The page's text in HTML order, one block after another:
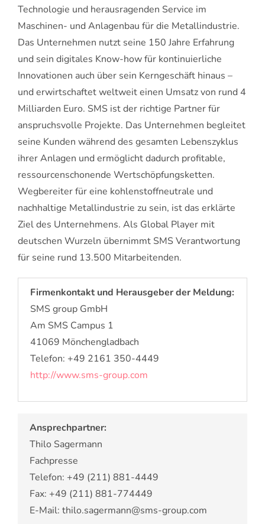
Technologie und herausragenden Service im
Maschinen- und Anlagenbau für die Metallindustrie.
Das Unternehmen nutzt seine 150 Jahre Erfahrung
und sein digitales Know-how für kontinuierliche
Innovationen auch über sein Kerngeschäft hinaus –
und erwirtschaftet weltweit einen Umsatz von rund 4
Milliarden Euro. SMS ist der richtige Partner für
anspruchsvolle Projekte. Das Unternehmen begleitet
seine Kunden während des gesamten Lebenszyklus
ihrer Anlagen und ermöglicht dadurch profitable,
ressourcenschonende Wertschöpfungsketten.
Wegbereiter für eine kohlenstoffneutrale und
nachhaltige Metallindustrie zu sein, ist das erklärte
Ziel des Unternehmens. Als Global Player mit
deutschen Wurzeln übernimmt SMS Verantwortung
für seine rund 13.500 Mitarbeitenden.
Firmenkontakt und Herausgeber der Meldung:
SMS group GmbH
Am SMS Campus 1
41069 Mönchengladbach
Telefon: +49 2161 350-4449
http://www.sms-group.com
Ansprechpartner:
Thilo Sagermann
Fachpresse
Telefon: +49 (211) 881-4449
Fax: +49 (211) 881-774449
E-Mail: thilo.sagermann@sms-group.com